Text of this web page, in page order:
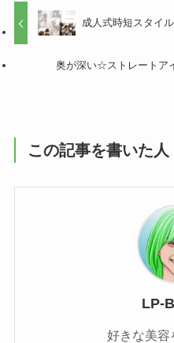
成人式時短スタイ
奥が深い☆ストレートア
この記事を書いた人
LP-
好きな美容